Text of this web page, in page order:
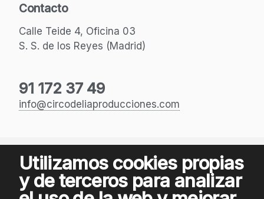
Contacto
Calle Teide 4, Oficina 03
S. S. de los Reyes (Madrid)
91 172 37 49
info@circodeliaproducciones.com
© 2005-2026 Circodelia Producciones
Política de privacidad - Aviso legal
Utilizamos cookies propias
y de terceros para analizar